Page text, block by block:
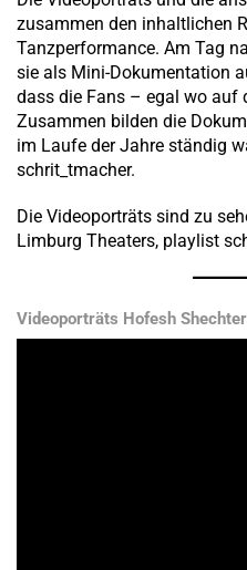
zusammen den inhaltlichen
Tanzperformance. Am Tag
sie als Mini-Dokumentation
dass die Fans – egal wo auf
Zusammen bilden die
im Laufe der Jahre ständig
schrit_tmacher.
Die Videoporträts sind zu
Limburg Theaters, playlist
Videoporträts Hofesh